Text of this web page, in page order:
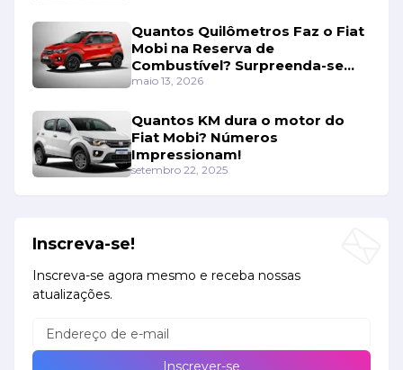
Quantos Quilômetros Faz o Fiat
Mobi na Reserva de
Combustível? Surpreenda-se
Com os Números!
maio 13, 2026
Quantos KM dura o motor do
Fiat Mobi? Números
Impressionam!
setembro 22, 2025
Inscreva-se!
Inscreva-se agora mesmo e receba nossas
atualizações.